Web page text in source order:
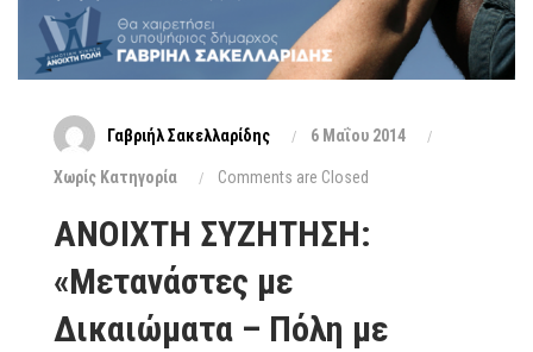
Γαβριήλ Σακελλαρίδης 6 Μαΐου 2014
Xωρίς Κατηγορία Comments are Closed
ΑΝΟΙΧΤΗ ΣΥΖΗΤΗΣΗ:
«Μετανάστες με
Δικαιώματα – Πόλη με